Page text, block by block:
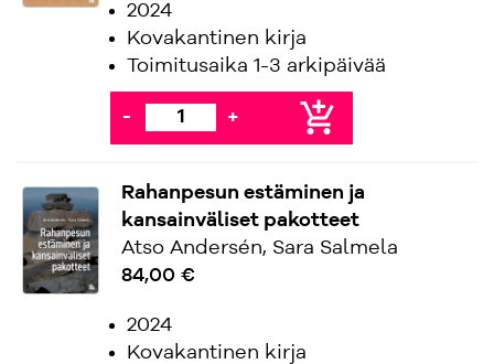
2024
Kovakantinen kirja
Toimitusaika 1-3 arkipäivää
- + add_shopping_cart
Rahanpesun estäminen ja
kansainväliset pakotteet
Atso Andersén, Sara Salmela
84,00 €
2024
Kovakantinen kirja